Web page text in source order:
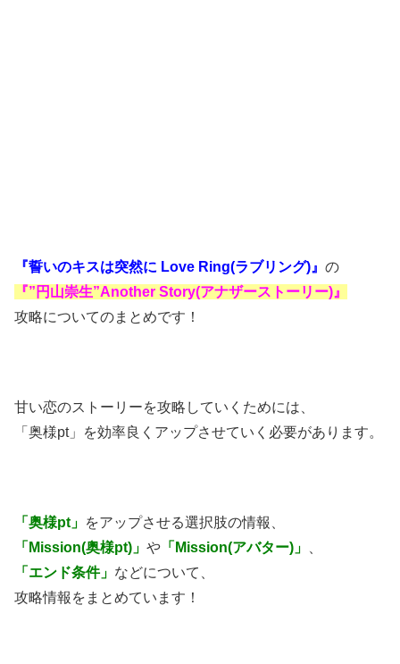
『誓いのキスは突然に Love Ring(ラブリング)』 の
『”円山崇生”Another Story(アナザーストーリー)』
攻略についてのまとめです！
甘い恋のストーリーを攻略していくためには、
「奥様pt」を効率良くアップさせていく必要があります。
「奥様pt」 をアップさせる選択肢の情報、
「Mission(奥様pt)」 や 「Mission(アバター)」
「エンド条件」 などについて、
攻略情報をまとめています！